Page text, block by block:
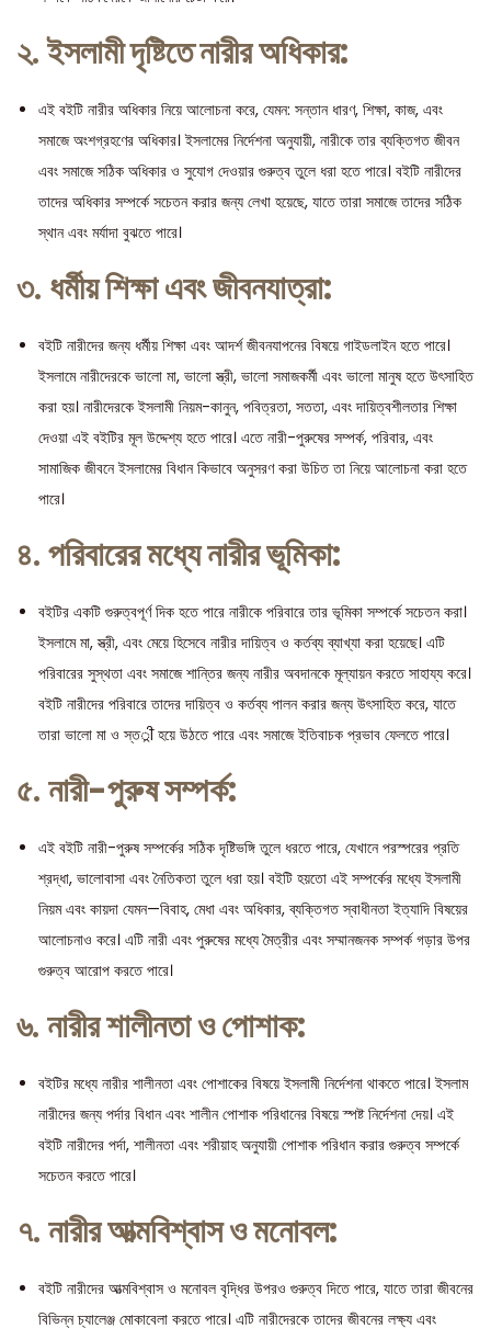
২.ইসলামী দৃষ্টিতে নারীর অধিকার:
এই বইটি নারীর অধিকার নিয়ে আলোচনা করে, যেমন: সন্তান ধারণ, শিক্ষা, কাজ, এবং
সমাজে অংশগ্রহণের অধিকার। ইসলামের নির্দেশনা অনুযায়ী, নারীকে তার ব্যক্তিগত জীবন
এবং সমাজে সঠিক অধিকার ও সুযোগ দেওয়ার গুরুত্ব তুলে ধরা হতে পারে। বইটি নারীদের
তাদের অধিকার সম্পর্কে সচেতন করার জন্য লেখা হয়েছে, যাতে তারা সমাজে তাদের সঠিক
স্থান এবং মর্যাদা বুঝতে পারে।
৩. ধর্মীয় শিক্ষা এবং জীবনযাত্রা:
বইটি নারীদের জন্য ধর্মীয় শিক্ষা এবং আদর্শ জীবনযাপনের বিষয়ে গাইডলাইন হতে পারে।
ইসলামে নারীদেরকে ভালো মা, ভালো স্ত্রী, ভালো সমাজকর্মী এবং ভালো মানুষ হতে উৎসাহিত
করা হয়। নারীদেরকে ইসলামী নিয়ম-কানুন, পবিত্রতা, সততা, এবং দায়িত্বশীলতার শিক্ষা
দেওয়া এই বইটির মূল উদ্দেশ্য হতে পারে। এতে নারী-পুরুষের সম্পর্ক, পরিবার, এবং
সামাজিক জীবনে ইসলামের বিধান কিভাবে অনুসরণ করা উচিত তা নিয়ে আলোচনা করা হতে
পারে।
৪.পরিবারের মধ্যে নারীর ভূমিকা:
বইটির একটি গুরুত্বপূর্ণ দিক হতে পারে নারীকে পরিবারে তার ভূমিকা সম্পর্কে সচেতন করা।
ইসলামে মা, স্ত্রী, এবং মেয়ে হিসেবে নারীর দায়িত্ব ও কর্তব্য ব্যাখ্যা করা হয়েছে। এটি
পরিবারের সুস্থতা এবং সমাজে শান্তির জন্য নারীর অবদানকে মূল্যায়ন করতে সাহায্য করে।
বইটি নারীদের পরিবারে তাদের দায়িত্ব ও কর্তব্য পালন করার জন্য উৎসাহিত করে, যাতে
তারা ভালো মা ও স্ত्री হয়ে উঠতে পারে এবং সমাজে ইতিবাচক প্রভাব ফেলতে পারে।
৫.নারী-পুরুষ সম্পর্ক:
এই বইটি নারী-পুরুষ সম্পর্কের সঠিক দৃষ্টিভঙ্গি তুলে ধরতে পারে, যেখানে পরস্পরের প্রতি
শ্রদ্ধা, ভালোবাসা এবং নৈতিকতা তুলে ধরা হয়। বইটি হয়তো এই সম্পর্কের মধ্যে ইসলামী
নিয়ম এবং কায়দা যেমন—বিবাহ, মেধা এবং অধিকার, ব্যক্তিগত স্বাধীনতা ইত্যাদি বিষয়ের
আলোচনাও করে। এটি নারী এবং পুরুষের মধ্যে মৈত্রীর এবং সম্মানজনক সম্পর্ক গড়ার উপর
গুরুত্ব আরোপ করতে পারে।
৬.নারীর শালীনতা ও পোশাক:
বইটির মধ্যে নারীর শালীনতা এবং পোশাকের বিষয়ে ইসলামী নির্দেশনা থাকতে পারে। ইসলাম
নারীদের জন্য পর্দার বিধান এবং শালীন পোশাক পরিধানের বিষয়ে স্পষ্ট নির্দেশনা দেয়। এই
বইটি নারীদের পর্দা, শালীনতা এবং শরীয়াহ অনুযায়ী পোশাক পরিধান করার গুরুত্ব সম্পর্কে
সচেতন করতে পারে।
৭.নারীর আত্মবিশ্বাস ও মনোবল:
বইটি নারীদের আত্মবিশ্বাস ও মনোবল বৃদ্ধির উপরও গুরুত্ব দিতে পারে, যাতে তারা জীবনের
বিভিন্ন চ্যালেঞ্জ মোকাবেলা করতে পারে। এটি নারীদেরকে তাদের জীবনের লক্ষ্য এবং